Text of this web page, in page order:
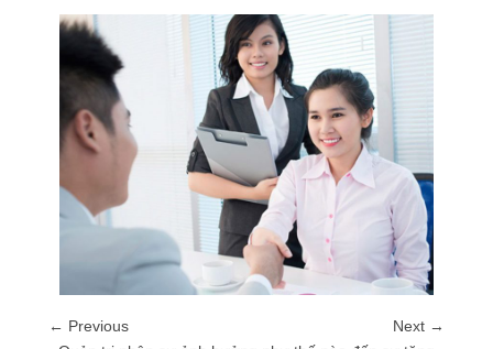
← Previous
Next →